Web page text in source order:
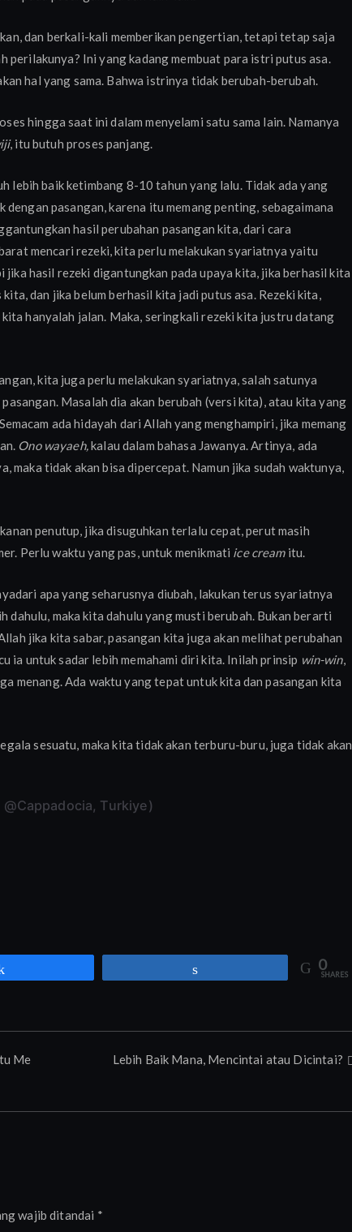
dan berkali-kali memberikan pengertian, tetapi tetap saja
Ini yang kadang membuat para istri putus asa.
hal yang sama. Bahwa istrinya tidak berubah-berubah.
hingga saat ini dalam menyelami satu sama lain. Namanya
, itu butuh proses panjang.
lebih baik ketimbang 8-10 tahun yang lalu. Tidak ada yang
pasangan, karena itu memang penting, sebagaimana
hasil perubahan pasangan kita, dari cara
mencari rezeki, kita perlu melakukan syariatnya yaitu
jika hasil rezeki digantungkan pada upaya kita, jika berhasil kita
dan jika belum berhasil kita jadi putus asa. Rezeki kita,
hanyalah jalan. Maka, seringkali rezeki kita justru datang
kita juga perlu melakukan syariatnya, salah satunya
Masalah dia akan berubah (versi kita), atau kita yang
ada hidayah dari Allah yang menghampiri, jika memang
Ono wayaeh,kalau dalam bahasa Jawanya. Artinya, ada
maka tidak akan bisa dipercepat. Namun jika sudah waktunya,
penutup, jika disuguhkan terlalu cepat, perut masih
Perlu waktu yang pas, untuk menikmati ice creamitu.
apa yang seharusnya diubah, lakukan terus syariatnya
maka kita dahulu yang musti berubah. Bukan berarti
jika kita sabar, pasangan kita juga akan melihat perubahan
ia untuk sadar lebih memahami diri kita. Inilah prinsip win-win,
menang. Ada waktu yang tepat untuk kita dan pasangan kita
sesuatu, maka kita tidak akan terburu-buru, juga tidak akan
@Cappadocia, Turkiye)
0
SHARES
Me
Lebih Baik Mana, Mencintai atau Dicintai?
wajib ditandai *